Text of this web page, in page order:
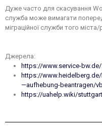
Дуже часто для скасування
служба може вимагати
міграційної служби того міста/
Джерела:
https://www.service-
https://
—aufhebung-beantragen/
https://uahelp.wiki/